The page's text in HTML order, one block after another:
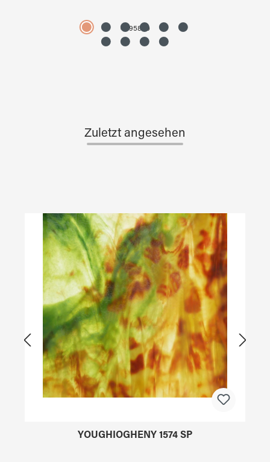
4595890
Zuletzt angesehen
Produktgalerie überspringen
YOUGHIOGHENY 1574 SP